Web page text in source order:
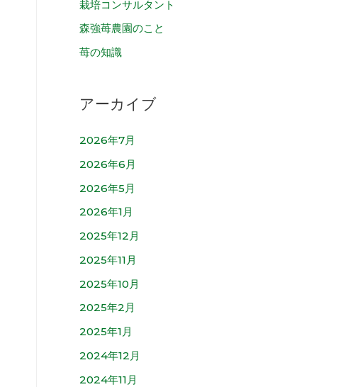
栽培コンサルタント
森強苺農園のこと
苺の知識
アーカイブ
2026年7月
2026年6月
2026年5月
2026年1月
2025年12月
2025年11月
2025年10月
2025年2月
2025年1月
2024年12月
2024年11月